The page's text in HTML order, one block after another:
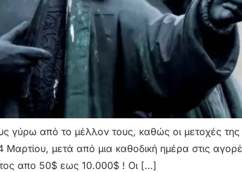
γύρω από το μέλλον τους, καθώς οι μετοχές
μετά από μια καθοδική ημέρα στις
απο 50$ εως 10.000$ ! Οι […]